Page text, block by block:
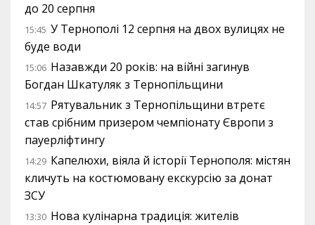
до 20 серпня
15:45 У Тернополі 12 серпня на двох вулицях не
буде води
15:06 Назавжди 20 років: на війні загинув
Богдан Шкатуляк з Тернопільщини
14:57 Рятувальник з Тернопільщини втретє
став срібним призером чемпіонату Європи з
пауерліфтингу
14:29 Капелюхи, віяла й історії Тернополя: містян
кличуть на костюмовану екскурсію за донат
ЗСУ
13:30 Нова кулінарна традиція: жителів